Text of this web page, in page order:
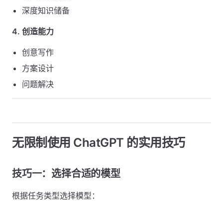
深度知识储备
4. 创造能力
创意写作
方案设计
问题解决
无限制使用 ChatGPT 的实用技巧
技巧一：选择合适的模型
根据任务类型选择模型：